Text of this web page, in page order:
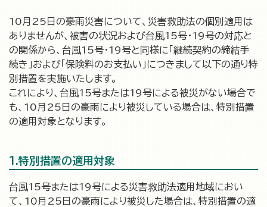
10月25日の豪雨災害について、災害救助法の個別適用は
ありませんが、被害の状況および台風15号・19号の対応と
の関係から、台風15号・19号と同様に「継続契約の締結手
続き」および「保険料のお支払い」につきまして以下の通り特
別措置を実施いたします。
これにより、台風15号または19号による被災がない場合で
も、10月25日の豪雨により被災している場合は、特別措置
の適用対象となります。
1.特別措置の適用対象
台風15号または19号による災害救助法適用地域におい
て、10月25日の豪雨により被災した場合は、特別措置の適